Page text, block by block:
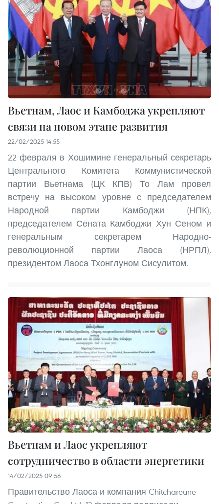
Вьетнам, Лаос и Камбоджа укрепляют
связи на новом этапе развития
22/02/2025 14:55
22 февраля в Хошимине генеральный секретарь
Центрального Комитета Коммунистической
партии Вьетнама (ЦК КПВ) То Лам провел
встречу на высоком уровне с председателем
Народной партии Камбоджи (НПК),
председателем Сената Камбоджи Хун Сеном и
генеральным секретарем Народно-
революционной партии Лаоса (НРПЛ),
президентом Лаоса Тхонглуном Сисулитом.
Вьетнам и Лаос укрепляют
сотрудничество в области энергетики
14/02/2025 09:56
Правительство Лаоса и компания Chitchareune